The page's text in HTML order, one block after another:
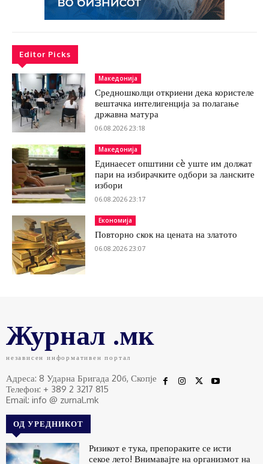
Editor Picks
Македонија
Средношколци откриени дека користеле
вештачка интелигенција за полагање
државна матура
06.08.2026 23:18
Македонија
Единаесет општини сè уште им должат
пари на избирачките одбори за ланските
избори
06.08.2026 23:17
Економија
Повторно скок на цената на златото
06.08.2026 23:07
Журнал .мк
независен информативен портал
Адреса: 8 Ударна Бригада 20б, Скопје
Телефон: + 389 2 3217 815
Email: info @ zurnal.mk
ОД УРЕДНИКОТ
Ризикот е тука, препораките се исти
секое лето! Внимавајте на организмот на